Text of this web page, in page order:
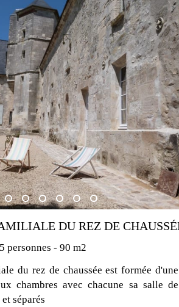
DU REZ DE
5 personnes - 90 m2
du rez de chaussée est formée d'une
chambres avec chacune sa salle de
séparés